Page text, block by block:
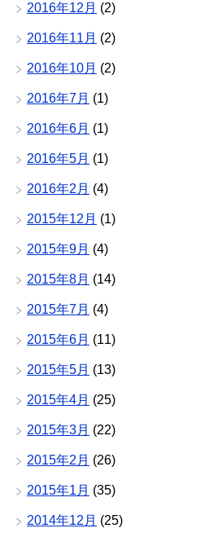
2016年12月 (2)
2016年11月 (2)
2016年10月 (2)
2016年7月 (1)
2016年6月 (1)
2016年5月 (1)
2016年2月 (4)
2015年12月 (1)
2015年9月 (4)
2015年8月 (14)
2015年7月 (4)
2015年6月 (11)
2015年5月 (13)
2015年4月 (25)
2015年3月 (22)
2015年2月 (26)
2015年1月 (35)
2014年12月 (25)